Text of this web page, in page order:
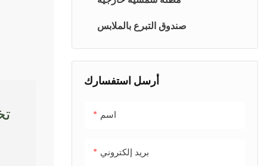
صندوق التبرع بالملابس
أرسل استفسارك
اسم
بريد إلكتروني